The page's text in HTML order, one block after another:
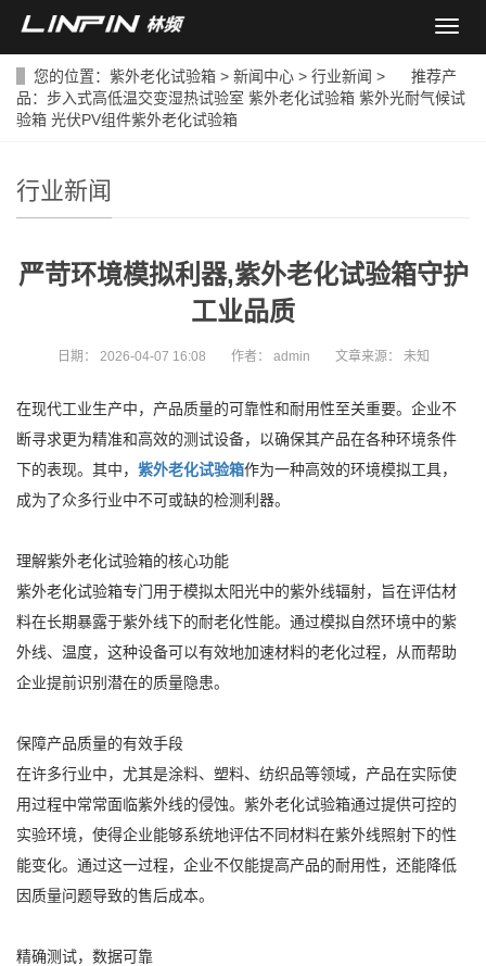
导
菜
单
您的位置： 紫外老化试验箱 > 新闻中心 > 行业新闻 > 推荐产
品： 步入式高低温交变湿热试验室 紫外老化试验箱 紫外光耐气候试
验箱 光伏PV组件紫外老化试验箱
行业新闻
严苛环境模拟利器,紫外老化试验箱守护
工业品质
日期： 2026-04-07 16:08 作者： admin 文章来源： 未知
在现代工业生产中，产品质量的可靠性和耐用性至关重要。企业不
断寻求更为精准和高效的测试设备，以确保其产品在各种环境条件
下的表现。其中， 紫外老化试验箱作为一种高效的环境模拟工具，
成为了众多行业中不可或缺的检测利器。
理解紫外老化试验箱的核心功能
紫外老化试验箱专门用于模拟太阳光中的紫外线辐射，旨在评估材
料在长期暴露于紫外线下的耐老化性能。通过模拟自然环境中的紫
外线、温度，这种设备可以有效地加速材料的老化过程，从而帮助
企业提前识别潜在的质量隐患。
保障产品质量的有效手段
在许多行业中，尤其是涂料、塑料、纺织品等领域，产品在实际使
用过程中常常面临紫外线的侵蚀。紫外老化试验箱通过提供可控的
实验环境，使得企业能够系统地评估不同材料在紫外线照射下的性
能变化。通过这一过程，企业不仅能提高产品的耐用性，还能降低
因质量问题导致的售后成本。
精确测试，数据可靠